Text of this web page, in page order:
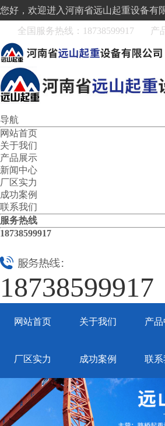
您好，欢迎进入河南省远山起重设备有
全国服务热线：18738599917 产
导航
网站首页
关于我们
产品展示
新闻中心
厂区实力
成功案例
联系我们
服务热线
18738599917
18738599917
网站首页 关于我们 产
厂区实力 成功案例 联系